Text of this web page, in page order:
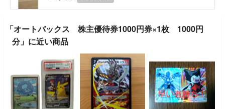
「オートバックス 株主優待券1000円券×1枚 1000円
分」に近い商品